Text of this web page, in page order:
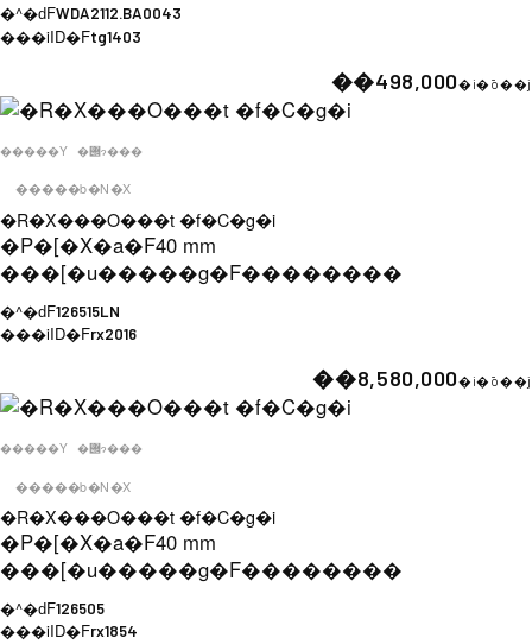
�^�ԁFWDA2112.BA0043
���iID�Ftg1403
��498,000�i�ō��j
�����Y �݌ɂ���
�����b�N�X
�R�X���O���t �f�C�g�i
�P�[�X�a�F40 mm
���[�u�����g�F��������
�^�ԁF126515LN
���iID�Frx2016
��8,580,000�i�ō��j
�����Y �݌ɂ���
�����b�N�X
�R�X���O���t �f�C�g�i
�P�[�X�a�F40 mm
���[�u�����g�F��������
�^�ԁF126505
���iID�Frx1854